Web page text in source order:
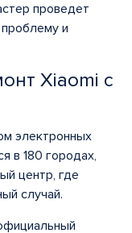
проведет
и
Xiaomi c
электронных
в 180 городах,
центр, где
случай.